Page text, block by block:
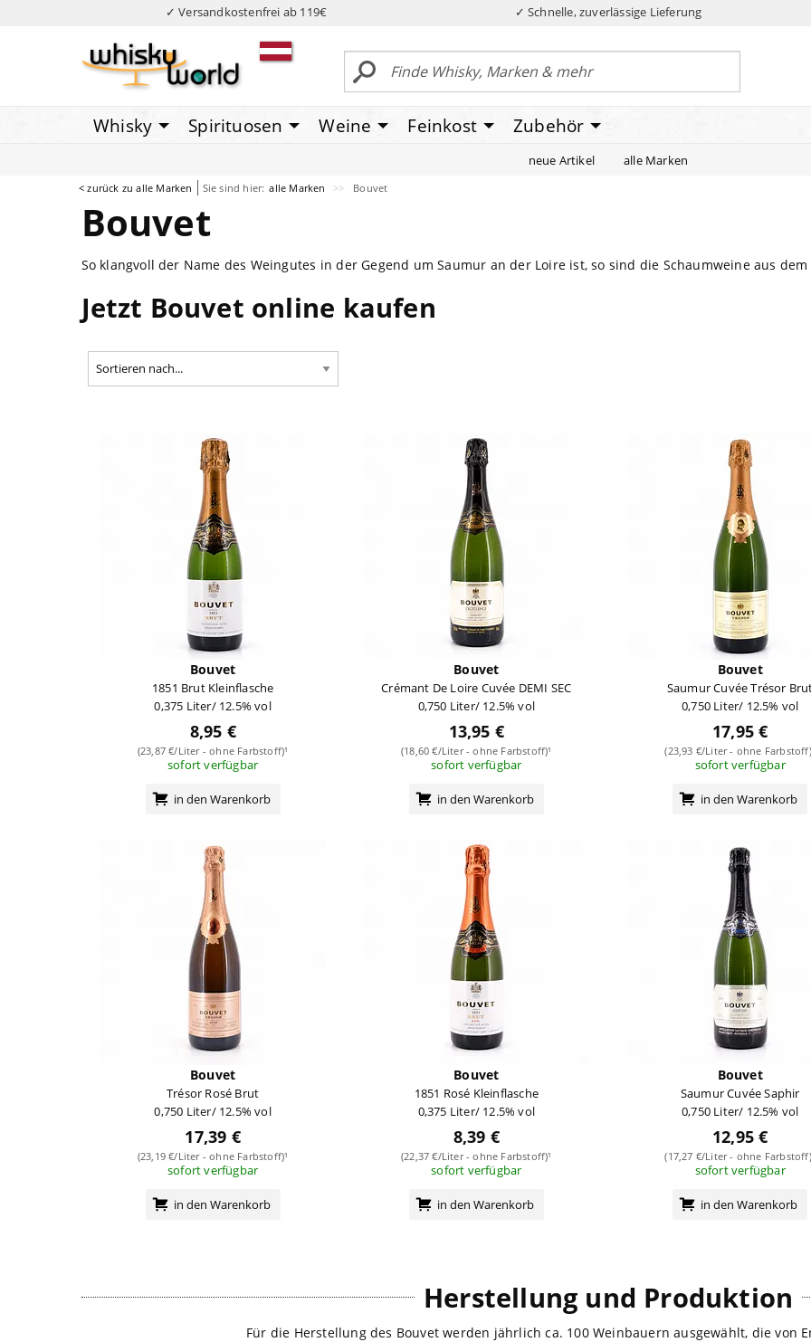
✓ Versandkostenfrei ab 119€ ✓ Schnelle, zuverlässige Lieferung
Whisky Spirituosen Weine Feinkost Zubehör
neue Artikel alle Marken
< zurück zu alle Marken Sie sind hier: alle Marken Bouvet
Bouvet
So klangvoll der Name des Weingutes in der Gegend um Saumur an der Loire ist, so sind die Schaumweine aus
Jetzt Bouvet online kaufen
Bouvet
1851 Brut Kleinflasche
0,375 Liter/ 12.5% vol
8,95 €
(23,87 €/Liter - ohne Farbstoff)¹
sofort verfügbar
in den Warenkorb
Bouvet
Crémant De Loire Cuvée DEMI SEC
0,750 Liter/ 12.5% vol
13,95 €
(18,60 €/Liter - ohne Farbstoff)¹
sofort verfügbar
in den Warenkorb
Bouvet
Saumur Cuvée Trésor
0,750 Liter/ 12.5% vol
17,95 €
(23,93 €/Liter - ohne
sofort verfügbar
in den Warenkorb
Bouvet
Trésor Rosé Brut
0,750 Liter/ 12.5% vol
17,39 €
(23,19 €/Liter - ohne Farbstoff)¹
sofort verfügbar
in den Warenkorb
Bouvet
1851 Rosé Kleinflasche
0,375 Liter/ 12.5% vol
8,39 €
(22,37 €/Liter - ohne Farbstoff)¹
sofort verfügbar
in den Warenkorb
Bouvet
Saumur Cuvée Saphir
0,750 Liter/ 12.5% vol
12,95 €
(17,27 €/Liter - ohne
sofort verfügbar
in den Warenkorb
Herstellung und Produktion
Für die Herstellung des Bouvet werden jährlich ca. 100 Weinbauern ausgewählt, die von